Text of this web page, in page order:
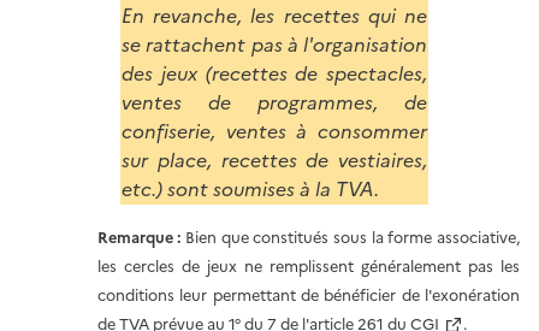
En revanche, les recettes qui ne
se rattachent pas à l'organisation
des jeux (recettes de spectacles,
ventes de programmes, de
confiserie, ventes à consommer
sur place, recettes de vestiaires,
etc.) sont soumises à la TVA.
Remarque : Bien que constitués sous la forme associative,
les cercles de jeux ne remplissent généralement pas les
conditions leur permettant de bénéficier de l'exonération
de TVA prévue au 1° du 7 de l'article 261 du CGI .